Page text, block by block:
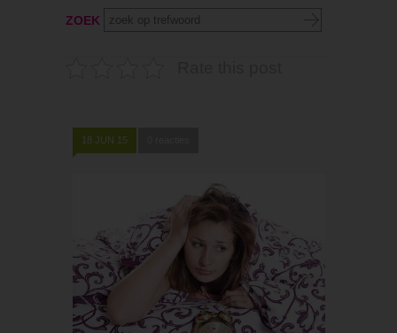
ZOEK
18 JUN 15